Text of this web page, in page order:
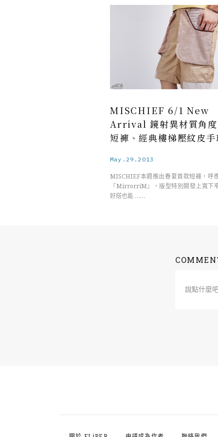
MISCHIEF 6/1 New
Arrival 鏡射異材質角
短褲、經典樓梯壓紋皮
May.29.2013
MISCHIEF本週推出春夏首款短褲，呼
『MirrorriM』，版型特別開發上寬下
好搭也能 ……
說點什麼